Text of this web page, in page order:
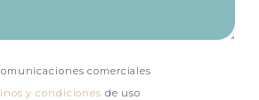
comerciales
y condiciones de uso